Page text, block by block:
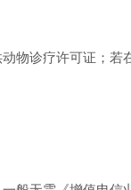
物诊疗许可证；